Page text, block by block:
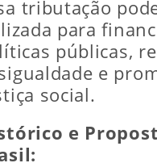
tributação
para
públicas,
e
social.
e